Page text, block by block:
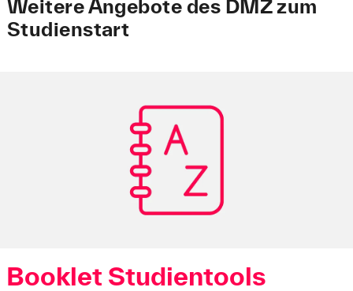
Weitere Angebote des DMZ zum
Studienstart
Booklet Studientools